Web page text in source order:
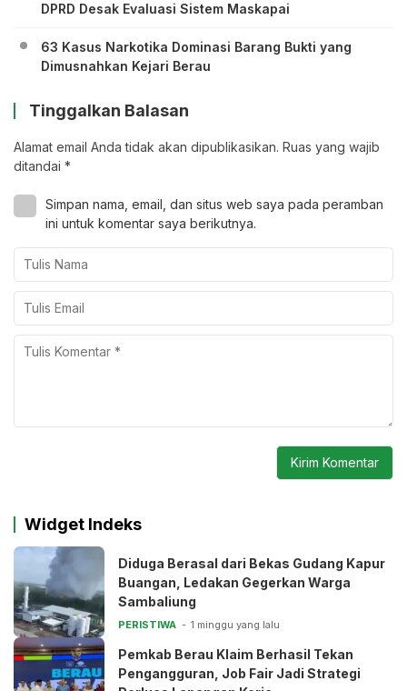
DPRD Desak Evaluasi Sistem Maskapai
63 Kasus Narkotika Dominasi Barang Bukti yang
Dimusnahkan Kejari Berau
Tinggalkan Balasan
Alamat email Anda tidak akan dipublikasikan. Ruas yang wajib
ditandai *
Simpan nama, email, dan situs web saya pada peramban
ini untuk komentar saya berikutnya.
Widget Indeks
Diduga Berasal dari Bekas Gudang Kapur
Buangan, Ledakan Gegerkan Warga
Sambaliung
PERISTIWA 1 minggu yang lalu
Pemkab Berau Klaim Berhasil Tekan
Pengangguran, Job Fair Jadi Strategi